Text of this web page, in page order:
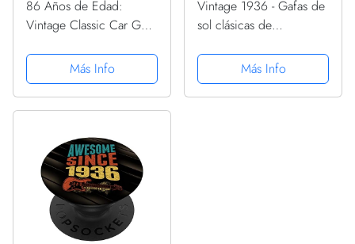
86 Años de Edad:
Vintage Classic Car Guy
PopSockets PopGrip
Intercambiable
Más Info
Vintage 1936 - Gafas de
sol clásicas de
PopGrip Intercambiable
Más Info